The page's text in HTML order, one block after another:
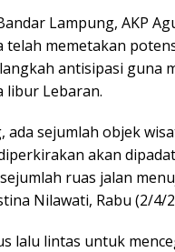
Lampung, AKP
telah memetakan
antisipasi guna
libur Lebaran.
ada sejumlah objek
akan
ruas jalan
Nilawati, Rabu (2/4/
lalu lintas untuk